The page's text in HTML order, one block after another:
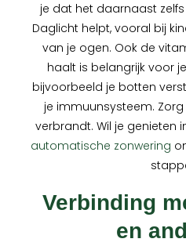
je dat het daarnaast
Daglicht helpt, vooral bij
van je ogen. Ook de
haalt is belangrijk voor
bijvoorbeeld je botten
je immuunsysteem.
verbrandt. Wil je genieten
automatische zonwering
Verbinding
en